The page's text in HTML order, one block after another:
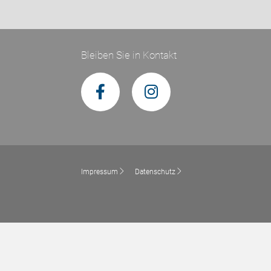
Bleiben Sie in Kontakt
Impressum Datenschutz